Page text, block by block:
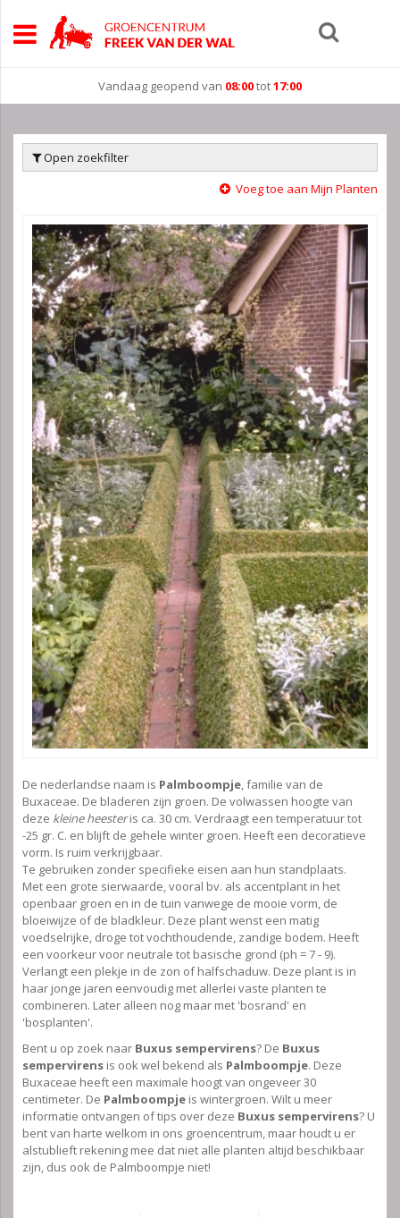
Vandaag geopend van 08:00tot17:00
Open zoekfilter
Voeg toe aan Mijn Planten
De nederlandse naam is Palmboompje, familie van de
Buxaceae. De bladeren zijn groen. De volwassen hoogte van
deze kleine heesteris ca. 30 cm. Verdraagt een temperatuur tot
-25 gr. C. en blijft de gehele winter groen. Heeft een decoratieve
vorm. Is ruim verkrijgbaar.
Te gebruiken zonder specifieke eisen aan hun standplaats.
Met een grote sierwaarde, vooral bv. als accentplant in het
openbaar groen en in de tuin vanwege de mooie vorm, de
bloeiwijze of de bladkleur. Deze plant wenst een matig
voedselrijke, droge tot vochthoudende, zandige bodem. Heeft
een voorkeur voor neutrale tot basische grond (ph = 7 - 9).
Verlangt een plekje in de zon of halfschaduw. Deze plant is in
haar jonge jaren eenvoudig met allerlei vaste planten te
combineren. Later alleen nog maar met 'bosrand' en
'bosplanten'.
Bent u op zoek naar Buxus sempervirens? De Buxus
sempervirens is ook wel bekend als Palmboompje. Deze
Buxaceae heeft een maximale hoogt van ongeveer 30
centimeter. De Palmboompje is wintergroen. Wilt u meer
informatie ontvangen of tips over deze Buxus sempervirens? U
bent van harte welkom in ons groencentrum, maar houdt u er
alstublieft rekening mee dat niet alle planten altijd beschikbaar
zijn, dus ook de Palmboompje niet!